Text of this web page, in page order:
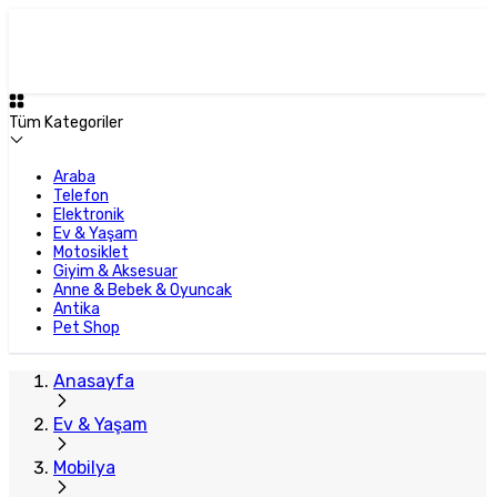
Tüm Kategoriler
Araba
Telefon
Elektronik
Ev & Yaşam
Motosiklet
Giyim & Aksesuar
Anne & Bebek & Oyuncak
Antika
Pet Shop
Anasayfa
Ev & Yaşam
Mobilya